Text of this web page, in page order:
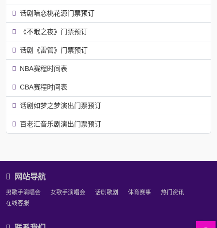
话剧暗恋桃花源门票预订
《不眠之夜》门票预订
话剧《雷管》门票预订
NBA赛程时间表
CBA赛程时间表
话剧如梦之梦演出门票预订
百老汇音乐剧演出门票预订
网站导航
男歌手演唱会 女歌手演唱会 话剧歌剧 体育赛事
热门资讯
在线客服